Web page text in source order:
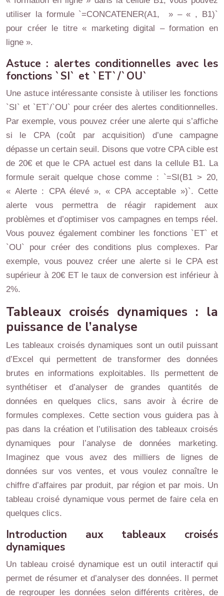
utiliser la formule `=CONCATENER(A1, » – « , B1)`
pour créer le titre « marketing digital – formation en
ligne ».
Astuce : alertes conditionnelles avec les
fonctions `SI` et `ET`/`OU`
Une astuce intéressante consiste à utiliser les fonctions
`SI` et `ET`/`OU` pour créer des alertes conditionnelles.
Par exemple, vous pouvez créer une alerte qui s’affiche
si le CPA (coût par acquisition) d’une campagne
dépasse un certain seuil. Disons que votre CPA cible est
de 20€ et que le CPA actuel est dans la cellule B1. La
formule serait quelque chose comme : `=SI(B1 > 20,
« Alerte : CPA élevé », « CPA acceptable »)`. Cette
alerte vous permettra de réagir rapidement aux
problèmes et d’optimiser vos campagnes en temps réel.
Vous pouvez également combiner les fonctions `ET` et
`OU` pour créer des conditions plus complexes. Par
exemple, vous pouvez créer une alerte si le CPA est
supérieur à 20€ ET le taux de conversion est inférieur à
2%.
Tableaux croisés dynamiques : la
puissance de l’analyse
Les tableaux croisés dynamiques sont un outil puissant
d’Excel qui permettent de transformer des données
brutes en informations exploitables. Ils permettent de
synthétiser et d’analyser de grandes quantités de
données en quelques clics, sans avoir à écrire de
formules complexes. Cette section vous guidera pas à
pas dans la création et l’utilisation des tableaux croisés
dynamiques pour l’analyse de données marketing.
Imaginez que vous avez des milliers de lignes de
données sur vos ventes, et vous voulez connaître le
chiffre d’affaires par produit, par région et par mois. Un
tableau croisé dynamique vous permet de faire cela en
quelques clics.
Introduction aux tableaux croisés
dynamiques
Un tableau croisé dynamique est un outil interactif qui
permet de résumer et d’analyser des données. Il permet
de regrouper les données selon différents critères, de